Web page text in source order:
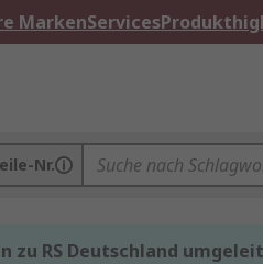
MarkenServices
Nr.
zu RS Deutschland